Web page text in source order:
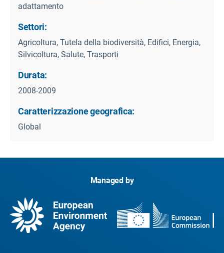
adattamento
Settori:
Agricoltura, Tutela della biodiversità, Edifici, Energia,
Silvicoltura, Salute, Trasporti
Durata:
2008-2009
Caratterizzazione geografica:
Global
Managed by